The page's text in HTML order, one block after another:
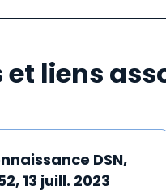
liens
DSN,
13 juill. 2023